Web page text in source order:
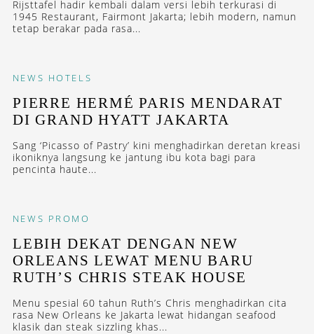
Rijsttafel hadir kembali dalam versi lebih terkurasi di
1945 Restaurant, Fairmont Jakarta; lebih modern, namun
tetap berakar pada rasa...
NEWS HOTELS
PIERRE HERMÉ PARIS MENDARAT
DI GRAND HYATT JAKARTA
Sang ‘Picasso of Pastry’ kini menghadirkan deretan kreasi
ikoniknya langsung ke jantung ibu kota bagi para
pencinta haute...
NEWS PROMO
LEBIH DEKAT DENGAN NEW
ORLEANS LEWAT MENU BARU
RUTH’S CHRIS STEAK HOUSE
Menu spesial 60 tahun Ruth’s Chris menghadirkan cita
rasa New Orleans ke Jakarta lewat hidangan seafood
klasik dan steak sizzling khas...